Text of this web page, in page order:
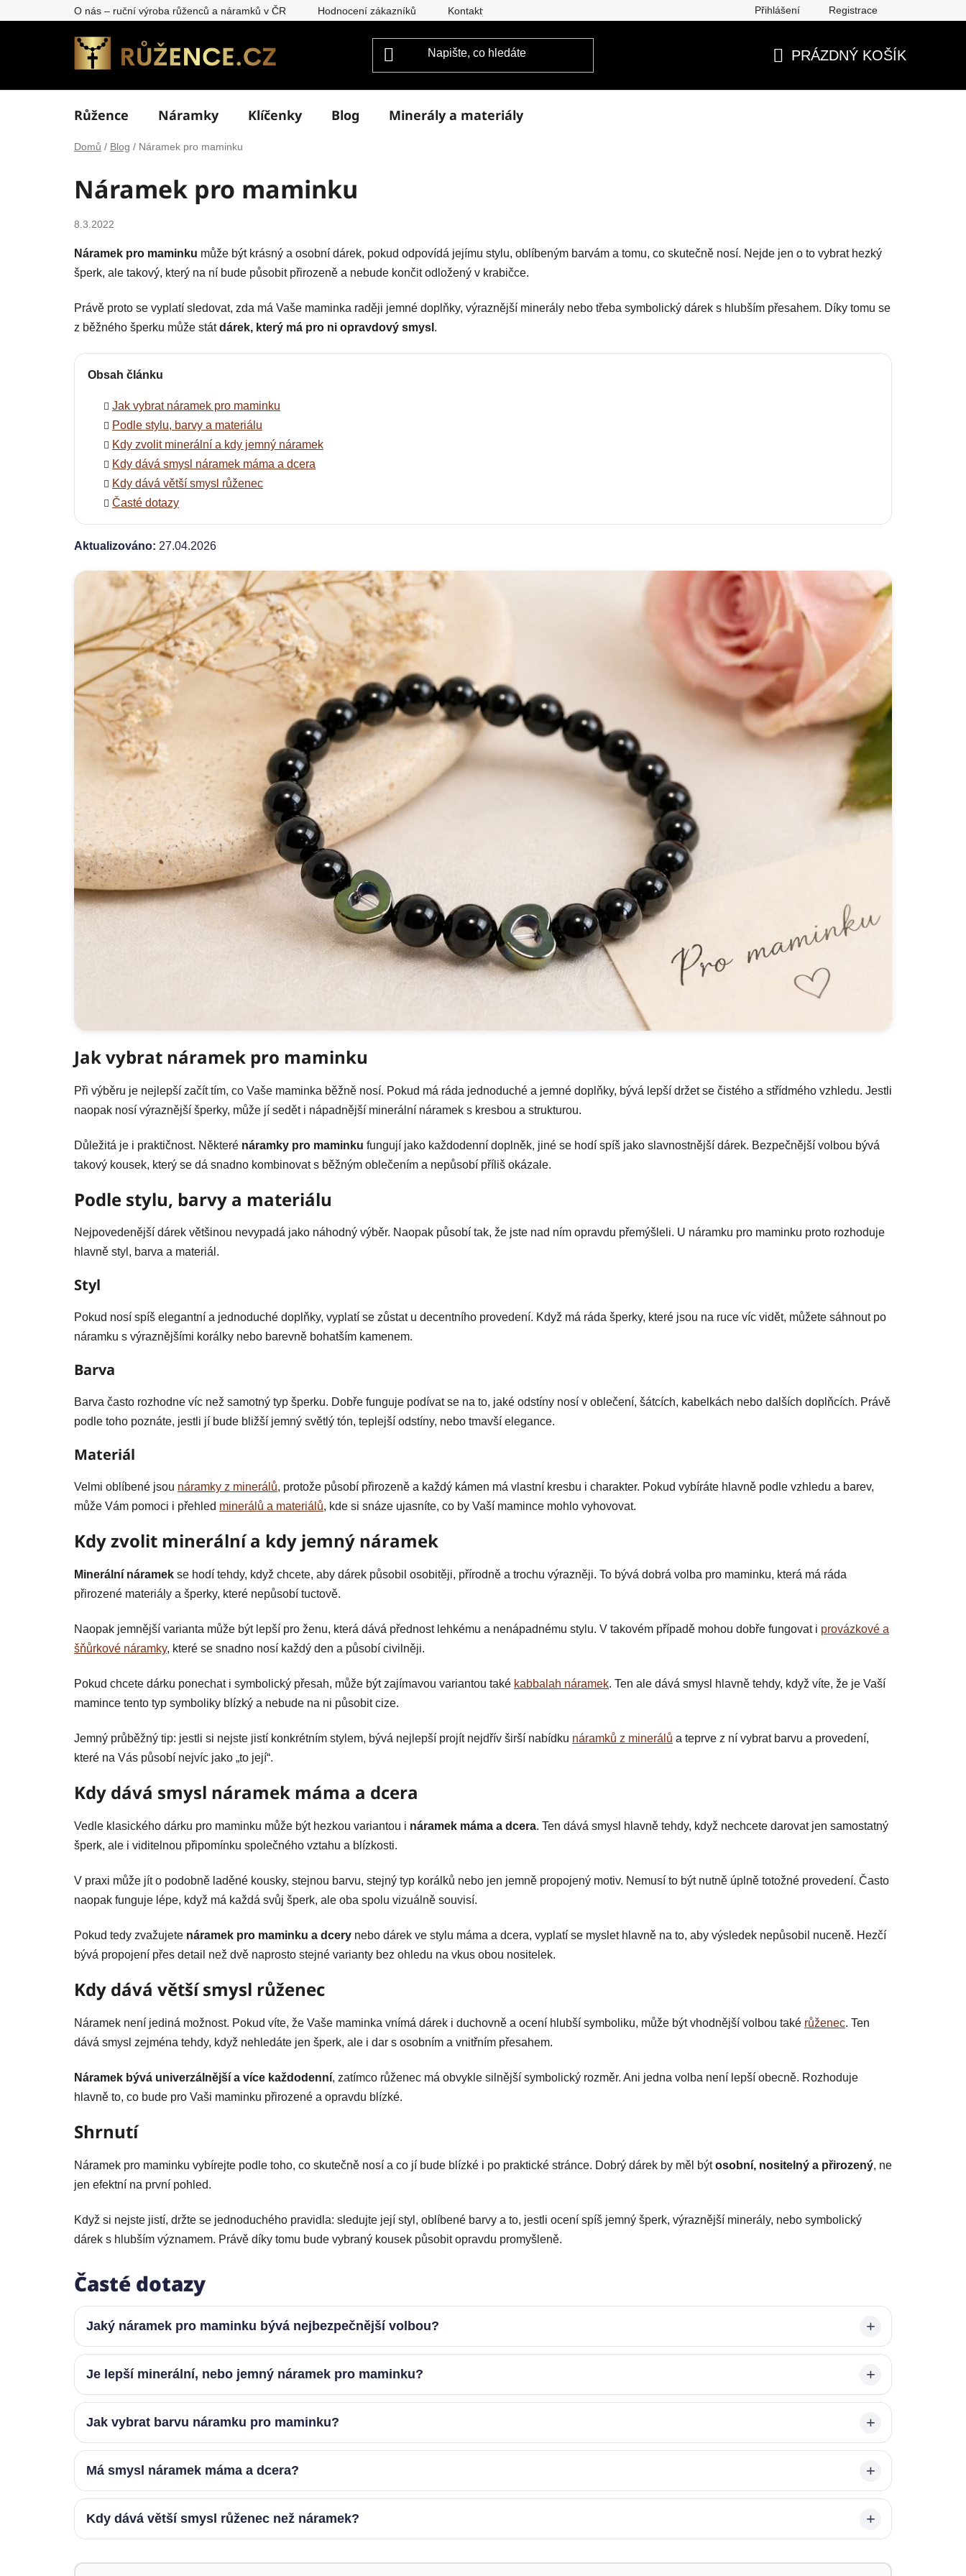
na
O nás – ruční výroba růženců a náramků v ČR Hodnocení zákazníků Kontakty Výměna, vrácení, reklamace Obchodní podmínky
Přihlášení Registrace
PRÁZDNÝ KOŠÍK
Růžence Náramky Klíčenky Blog Minerály a materiály
Domů / Blog / Náramek pro maminku
Náramek pro maminku
8.3.2022
Náramek pro maminku může být krásný a osobní dárek, pokud odpovídá jejímu stylu, oblíbeným barvám a tomu, co skutečně nosí. Nejde jen o to vybrat hezký
šperk, ale takový, který na ní bude působit přirozeně a nebude končit odložený v krabičce.
Právě proto se vyplatí sledovat, zda má Vaše maminka raději jemné doplňky, výraznější minerály nebo třeba symbolický dárek s hlubším přesahem. Díky tomu se
z běžného šperku může státdárek, který má pro ni opravdový smysl .
Obsah článku
Jak vybrat náramek pro maminku
Podle stylu, barvy a materiálu
Kdy zvolit minerální a kdy jemný náramek
Kdy dává smysl náramek máma a dcera
Kdy dává větší smysl růženec
Časté dotazy
Aktualizováno: 27.04.2026
Jak vybrat náramek pro maminku
Při výběru je nejlepší začít tím, co Vaše maminka běžně nosí. Pokud má ráda jednoduché a jemné doplňky, bývá lepší držet se čistého a střídmého vzhledu. Jestli
naopak nosí výraznější šperky, může jí sedět i nápadnější minerální náramek s kresbou a strukturou.
Důležitá je i praktičnost. Některé náramky pro maminku fungují jako každodenní doplněk, jiné se hodí spíš jako slavnostnější dárek. Bezpečnější volbou bývá
takový kousek, který se dá snadno kombinovat s běžným oblečením a nepůsobí příliš okázale.
Podle stylu, barvy a materiálu
Nejpovedenější dárek většinou nevypadá jako náhodný výběr. Naopak působí tak, že jste nad ním opravdu přemýšleli. U náramku pro maminku proto rozhoduje
hlavně styl, barva a materiál.
Styl
Pokud nosí spíš elegantní a jednoduché doplňky, vyplatí se zůstat u decentního provedení. Když má ráda šperky, které jsou na ruce víc vidět, můžete sáhnout po
náramku s výraznějšími korálky nebo barevně bohatším kamenem.
Barva
Barva často rozhodne víc než samotný typ šperku. Dobře funguje podívat se na to, jaké odstíny nosí v oblečení, šátcích, kabelkách nebo dalších doplňcích. Právě
podle toho poznáte, jestli jí bude bližší jemný světlý tón, teplejší odstíny, nebo tmavší elegance.
Materiál
Velmi oblíbené jsou náramky z minerálů, protože působí přirozeně a každý kámen má vlastní kresbu i charakter. Pokud vybíráte hlavně podle vzhledu a barev,
může Vám pomoci i přehled minerálů a materiálů, kde si snáze ujasníte, co by Vaší mamince mohlo vyhovovat.
Kdy zvolit minerální a kdy jemný náramek
Minerální náramek se hodí tehdy, když chcete, aby dárek působil osobitěji, přírodně a trochu výrazněji. To bývá dobrá volba pro maminku, která má ráda
přirozené materiály a šperky, které nepůsobí tuctově.
Naopak jemnější varianta může být lepší pro ženu, která dává přednost lehkému a nenápadnému stylu. V takovém případě mohou dobře fungovat i provázkové a
šňůrkové náramky, které se snadno nosí každý den a působí civilněji.
Pokud chcete dárku ponechat i symbolický přesah, může být zajímavou variantou také kabbalah náramek. Ten ale dává smysl hlavně tehdy, když víte, že je Vaší
mamince tento typ symboliky blízký a nebude na ni působit cize.
Jemný průběžný tip: jestli si nejste jistí konkrétním stylem, bývá nejlepší projít nejdřív širší nabídku náramků z minerálů a teprve z ní vybrat barvu a provedení,
které na Vás působí nejvíc jako „to její“.
Kdy dává smysl náramek máma a dcera
Vedle klasického dárku pro maminku může být hezkou variantou i náramek máma a dcera. Ten dává smysl hlavně tehdy, když nechcete darovat jen samostatný
šperk, ale i viditelnou připomínku společného vztahu a blízkosti.
V praxi může jít o podobně laděné kousky, stejnou barvu, stejný typ korálků nebo jen jemně propojený motiv. Nemusí to být nutně úplně totožné provedení. Často
naopak funguje lépe, když má každá svůj šperk, ale oba spolu vizuálně souvisí.
Pokud tedy zvažujete náramek pro maminku a dcery nebo dárek ve stylu máma a dcera, vyplatí se myslet hlavně na to, aby výsledek nepůsobil nuceně. Hezčí
bývá propojení přes detail než dvě naprosto stejné varianty bez ohledu na vkus obou nositelek.
Kdy dává větší smysl růženec
Náramek není jediná možnost. Pokud víte, že Vaše maminka vnímá dárek i duchovně a ocení hlubší symboliku, může být vhodnější volbou také růženec. Ten
dává smysl zejména tehdy, když nehledáte jen šperk, ale i dar s osobním a vnitřním přesahem.
Náramek bývá univerzálnější a více každodenní, zatímco růženec má obvykle silnější symbolický rozměr. Ani jedna volba není lepší obecně. Rozhoduje
hlavně to, co bude pro Vaši maminku přirozené a opravdu blízké.
Shrnutí
Náramek pro maminku vybírejte podle toho, co skutečně nosí a co jí bude blízké i po praktické stránce. Dobrý dárek by měl býtosobní, nositelný a přirozený, ne
jen efektní na první pohled.
Když si nejste jistí, držte se jednoduchého pravidla: sledujte její styl, oblíbené barvy a to, jestli ocení spíš jemný šperk, výraznější minerály, nebo symbolický
dárek s hlubším významem. Právě díky tomu bude vybraný kousek působit opravdu promyšleně.
Časté dotazy
Jaký náramek pro maminku bývá nejbezpečnější volbou?
Je lepší minerální, nebo jemný náramek pro maminku?
Jak vybrat barvu náramku pro maminku?
Má smysl náramek máma a dcera?
Kdy dává větší smysl růženec než náramek?